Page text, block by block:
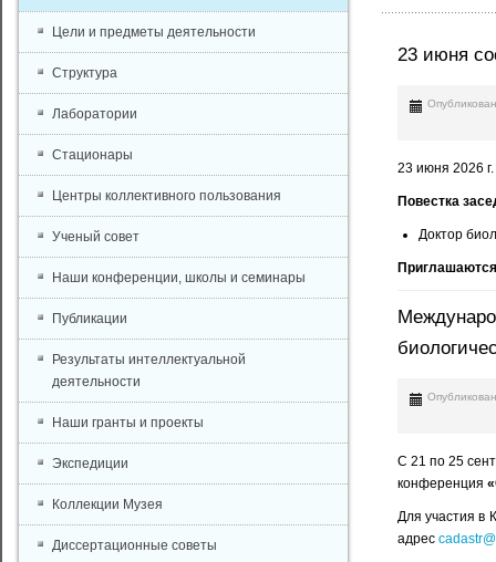
23 июня
23 июня 2026
Повестка
Доктор
С 21 по 25
конференция
Для участия в
адрес
Цели и предметы деятельности
Структура
Лаборатории
Стационары
Центры коллективного пользования
Ученый совет
Наши конференции, школы и семинары
Публикации
Результаты интеллектуальной
деятельности
Наши гранты и проекты
Экспедиции
Коллекции Музея
Диссертационные советы